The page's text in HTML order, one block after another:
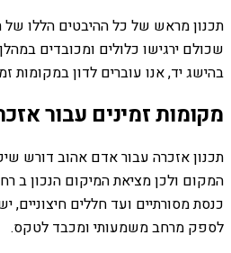
תכנון מראש של כל ההיבטים הללו של
שכולם ירגישו כלולים ומכובדים
בהישג יד, אנו עוברים לדון במקומות
מקומות זמינים עבור
תכנון אזכרה עבור אדם אהוב דורש
המקום ולכן מציאת המיקום הנכון ב
כנסת מסורתיים ועד חללים
לספק מרחב משמעותי ומכבד לטקס.